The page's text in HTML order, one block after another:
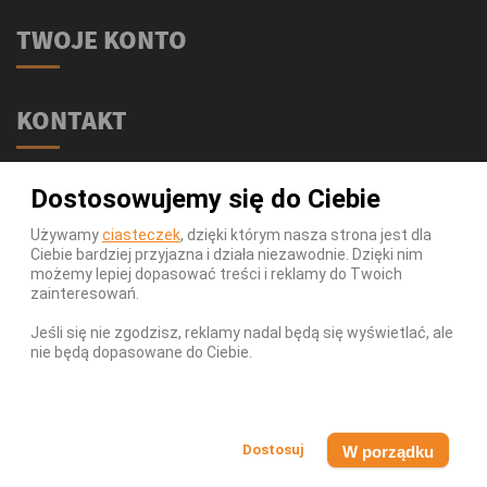
Dostosowujemy się do Ciebie
Używamyciasteczek, dzięki którym nasza strona jest dla
Ciebie bardziej przyjazna i działa niezawodnie. Dzięki nim
możemy lepiej dopasować treści i reklamy do Twoich
zainteresowań.
Jeśli się nie zgodzisz, reklamy nadal będą się wyświetlać, ale
nie będą dopasowane do Ciebie.
W porządku
TWOJE KONTO
KONTAKT
ul. Stołeczna 2/lok 102
15-879 Białystok
Telefon:
539 111 590
Infolinia:Pn-Pt 9-17
E-mail:
info@swiatsupli.pl